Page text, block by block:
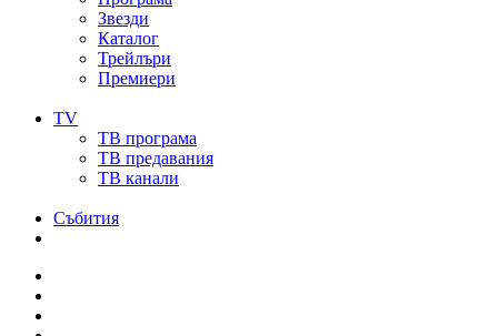
Звезди
Каталог
Трейлъри
Премиери
TV
ТВ програма
ТВ предавания
ТВ канали
Събития